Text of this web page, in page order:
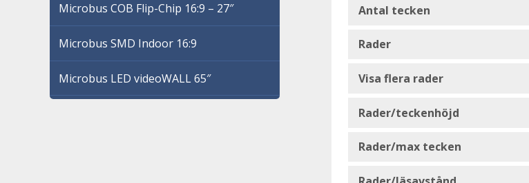
Antal tecken
Rader
Visa flera rader
Rader/teckenhöjd
Rader/max tecken
Microbus COB Flip-Chip 16:9 – 27″
Microbus SMD Indoor 16:9
Microbus LED videoWALL 65″